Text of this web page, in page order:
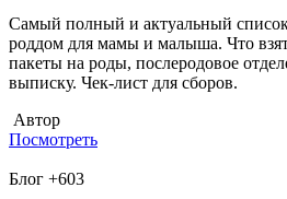
Самый полный и актуальный
роддом для мамы и малыша. Что
пакеты на роды, послеродовое
выписку. Чек-лист для сборов.
Автор
Посмотреть
Блог +603